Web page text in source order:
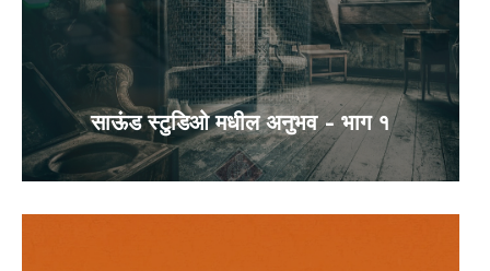
साऊंड स्टुडिओ मधील अनुभव – भाग १